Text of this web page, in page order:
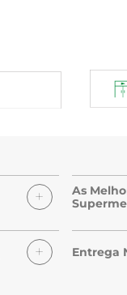
As
Entrega